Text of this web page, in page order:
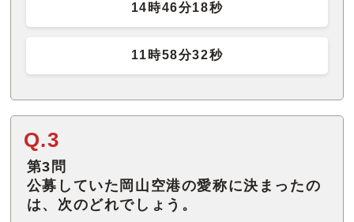
14時46分18秒
11時58分32秒
Q.3
第3問
公募していた岡山空港の愛称に決まったの
は、次のどれでしょう。